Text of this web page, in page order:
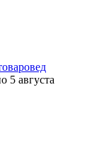
5 августа